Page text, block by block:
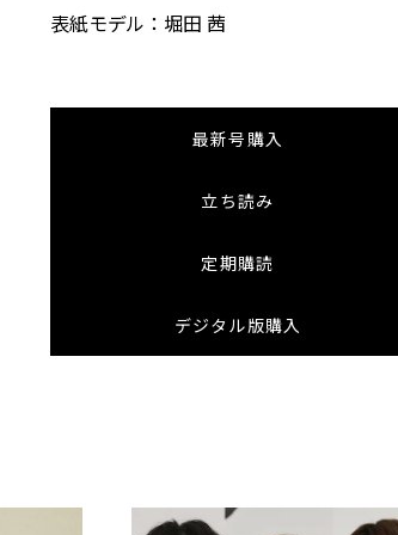
表紙モデル：堀田 茜
最新号購入
立ち読み
定期購読
デジタル版購入